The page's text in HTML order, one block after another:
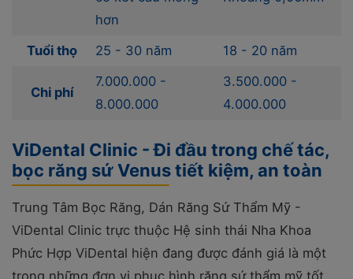
hơn
Tuổi thọ 25 - 30 năm 18 - 20 năm
Chi phí
7.000.000 -
8.000.000
3.500.000 -
4.000.000
ViDental Clinic - Đi đầu trong chế tác,
bọc răng sứ Venus tiết kiệm, an toàn
Trung Tâm Bọc Răng, Dán Răng Sứ Thẩm Mỹ -
ViDental Clinic trực thuộc Hệ sinh thái Nha Khoa
Phức Hợp ViDental hiện đang được đánh giá là một
trong những đơn vị phục hình răng sứ thẩm mỹ tốt